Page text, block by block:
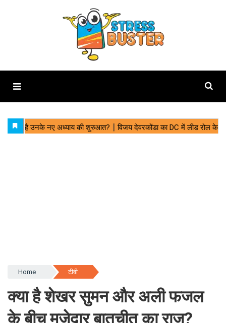
Home टीवी
क्या है शेखर सुमन और अली फजल
के बीच मजेदार बातचीत का राज़?